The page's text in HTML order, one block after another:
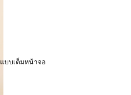
บบเต็มหน้าจอ